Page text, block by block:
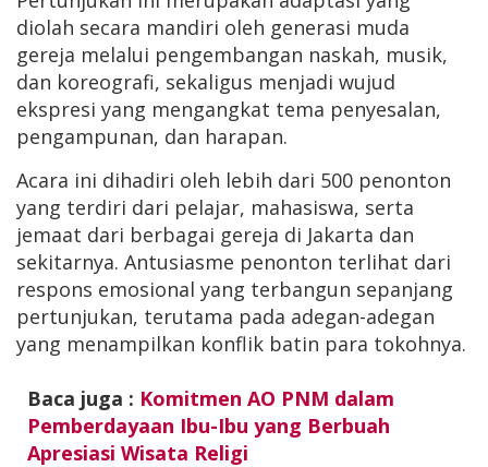
diolah secara mandiri oleh generasi muda
gereja melalui pengembangan naskah, musik,
dan koreografi, sekaligus menjadi wujud
ekspresi yang mengangkat tema penyesalan,
pengampunan, dan harapan.
Acara ini dihadiri oleh lebih dari 500 penonton
yang terdiri dari pelajar, mahasiswa, serta
jemaat dari berbagai gereja di Jakarta dan
sekitarnya. Antusiasme penonton terlihat dari
respons emosional yang terbangun sepanjang
pertunjukan, terutama pada adegan-adegan
yang menampilkan konflik batin para tokohnya.
Baca juga : Komitmen AO PNM dalam
Pemberdayaan Ibu-Ibu yang Berbuah
Apresiasi Wisata Religi